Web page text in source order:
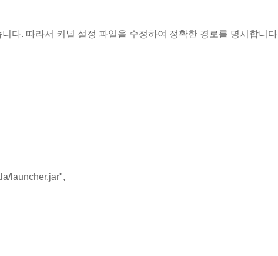
다. 따라서 커널 설정 파일을 수정하여 정확한 경로를 명시합니
launcher.jar",